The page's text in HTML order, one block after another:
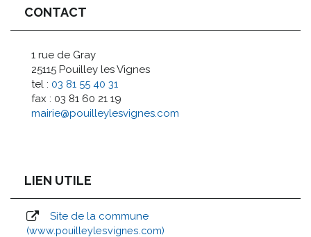
CONTACT
1 rue de Gray
25115 Pouilley les Vignes
tel : 03 81 55 40 31
fax : 03 81 60 21 19
mairie@pouilleylesvignes.com
LIEN UTILE
Site de la commune
www.pouilleylesvignes.com